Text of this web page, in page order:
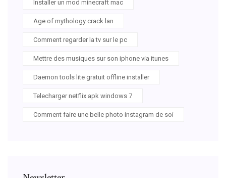
Installer un mod minecraft mac
Age of mythology crack lan
Comment regarder la tv sur le pc
Mettre des musiques sur son iphone via itunes
Daemon tools lite gratuit offline installer
Telecharger netflix apk windows 7
Comment faire une belle photo instagram de soi